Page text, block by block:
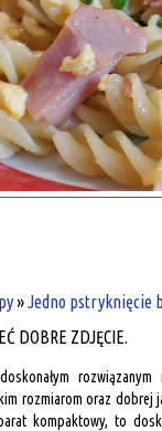
»Jedno pstryknięcie
DOBRE ZDJĘCIE.
rozwiązanym
rozmiarom oraz dobrej
kompaktowy, to